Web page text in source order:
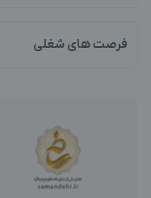
فرصت های شغلی